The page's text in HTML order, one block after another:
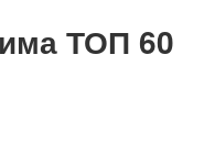
ТОП 60